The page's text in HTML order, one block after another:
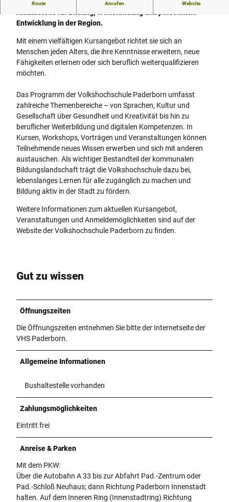
Route Anrufen Website
Entwicklung in der Region.
Mit einem vielfältigen Kursangebot richtet sie sich an
Menschen jeden Alters, die ihre Kenntnisse erweitern, neue
Fähigkeiten erlernen oder sich beruflich weiterqualifizieren
möchten.
Das Programm der Volkshochschule Paderborn umfasst
zahlreiche Themenbereiche – von Sprachen, Kultur und
Gesellschaft über Gesundheit und Kreativität bis hin zu
beruflicher Weiterbildung und digitalen Kompetenzen. In
Kursen, Workshops, Vorträgen und Veranstaltungen können
Teilnehmende neues Wissen erwerben und sich mit anderen
austauschen. Als wichtiger Bestandteil der kommunalen
Bildungslandschaft trägt die Volkshochschule dazu bei,
lebenslanges Lernen für alle zugänglich zu machen und
Bildung aktiv in der Stadt zu fördern.
Weitere Informationen zum aktuellen Kursangebot,
Veranstaltungen und Anmeldemöglichkeiten sind auf der
Website der Volkshochschule Paderborn zu finden.
Gut zu wissen
Öffnungszeiten
Die Öffnungszeiten entnehmen Sie bitte der Internetseite der
VHS Paderborn.
Allgemeine Informationen
Bushaltestelle vorhanden
Zahlungsmöglichkeiten
Eintritt frei
Anreise & Parken
Mit dem PKW:
Über die Autobahn A 33 bis zur Abfahrt Pad.-Zentrum oder
Pad.-Schloß Neuhaus; dann Richtung Paderborn Innenstadt
halten. Auf dem Inneren Ring (Innenstadtring) Richtung